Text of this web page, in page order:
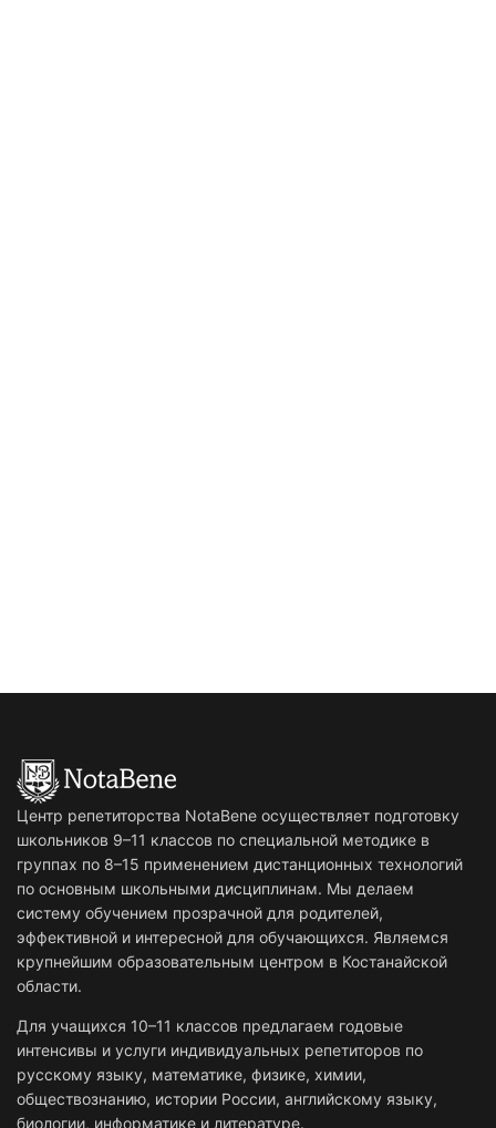
Центр репетиторства NotaBene осуществляет подготовку
школьников 9–11 классов по специальной методике в
группах по 8–15 применением дистанционных технологий
по основным школьными дисциплинам. Мы делаем
систему обучением прозрачной для родителей,
эффективной и интересной для обучающихся. Являемся
крупнейшим образовательным центром в Костанайской
области.
Для учащихся 10–11 классов предлагаем годовые
интенсивы и услуги индивидуальных репетиторов по
русскому языку, математике, физике, химии,
обществознанию, истории России, английскому языку,
биологии, информатике и литературе.